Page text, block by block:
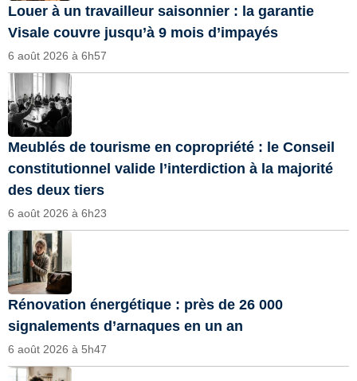
Louer à un travailleur saisonnier : la garantie
Visale couvre jusqu’à 9 mois d’impayés
6 août 2026 à 6h57
Meublés de tourisme en copropriété : le Conseil
constitutionnel valide l’interdiction à la majorité
des deux tiers
6 août 2026 à 6h23
Rénovation énergétique : près de 26 000
signalements d’arnaques en un an
6 août 2026 à 5h47